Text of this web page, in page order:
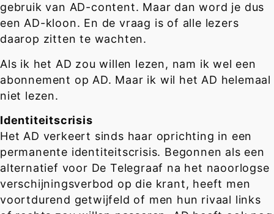
gebruik van AD-content. Maar dan word je dus
een AD-kloon. En de vraag is of alle lezers
daarop zitten te wachten.
Als ik het AD zou willen lezen, nam ik wel een
abonnement op AD. Maar ik wil het AD helemaal
niet lezen.
Identiteitscrisis
Het AD verkeert sinds haar oprichting in een
permanente identiteitscrisis. Begonnen als een
alternatief voor De Telegraaf na het naoorlogse
verschijningsverbod op die krant, heeft men
voortdurend getwijfeld of men hun rivaal links